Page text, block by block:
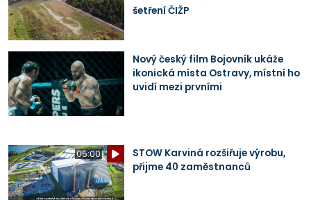
šetření ČIŽP
Nový český film Bojovník ukáže
ikonická místa Ostravy, místní ho
uvidí mezi prvními
05:00
STOW Karviná rozšiřuje výrobu,
přijme 40 zaměstnanců